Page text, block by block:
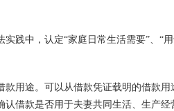
实践中，认定“家庭日常生活需要”、“
款用途。可以从借款凭证载明的借款
认借款是否用于夫妻共同生活、生产经